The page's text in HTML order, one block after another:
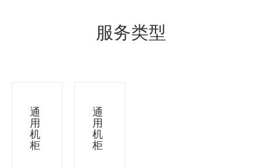
服务类型
通
用
机
柜
通
用
机
柜